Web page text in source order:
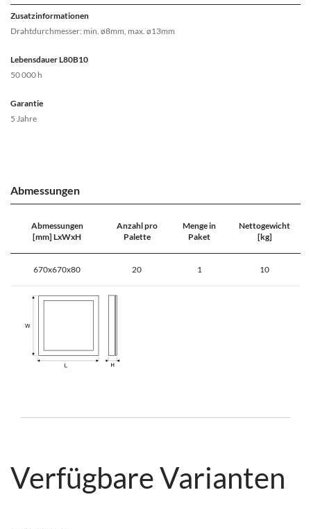
Zusatzinformationen
Drahtdurchmesser: min. ø8mm, max. ø13mm
Lebensdauer L80B10
50 000 h
Garantie
5 Jahre
Abmessungen
Abmessungen
[mm] LxWxH
Anzahl pro
Palette
Menge in
Paket
Nettogewicht
[kg]
670x670x80 20 1 10
Verfügbare Varianten